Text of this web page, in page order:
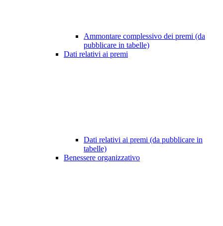
Ammontare complessivo dei premi (da
pubblicare in tabelle)
Dati relativi ai premi
Dati relativi ai premi (da pubblicare in
tabelle)
Benessere organizzativo